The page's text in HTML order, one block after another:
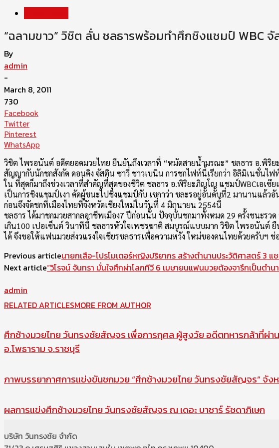
“ฉลามขาว” วิชิต ลั่น ชลธารพร้อมทำศึกชิงแชมป์ WBC จั
By
admin
-
March 8, 2011
730
Facebook
Twitter
Pinterest
WhatsApp
วิชิต ไพรอนันต์ อดีตยอดมวยไทย ยืนยันถึงเวลาที่ “หมัดสายน้ำมรณะ” ชลธาร อ.พิริ
สัญญากับนักชกสังกัด ดอนคิง จัสติน ซาวี่ ชาวเบนิน การชกไฟท์นี้เรียกว่า อิลิมิเนชั่นไ
ใน ที่สุดก็มาถึงช่วงเวลาที่สำคัญที่สุดของชีวิต ชลธาร อ.พิริยะภิญโญ แชมป์WBCเอเซ๊
เป็นการชิงแชมป์เงา คัดผู้ชนะไปชิงแชมป์กับ เซกาว่า ชละรอยู่อันดับที่2 มานานแล้ว
ก่อนจึงจัดชกที่เมืองไทยที่จังหวัดเชียงใหม่ในวันที่ 4 มิถุนายน 2554นี้
ชลธาร ได้มาชกมวยสากลอาชีพเมือง7 ปีก่อนนั้น ปัจจุบันชกมาทั้งหมด 29 ครั้งชนะร
เกิน100 เปอเซ็นต์ วินาทีนี้ ชลธารหัวใจเพชรฆาติ สมบูรณ์แบบมาก วิชิต ไพรอนันต์
ได้ จึงขอให้แฟนมวยส่งวแรงใจเชียรชลธารเพื่อความหวัง ใหม่ของคนไทยด้วยครับฯ
Previous articleนายกเสือ-โปรโมเตอร์หญิงปริยากร สร้างตำนานประวัติศาสตร์ 3
Next article“วิโรจน์ จันทรา มั่นใจศึกผ่าโลกทีวี 6 เมษายนแฟนมวยต้องจารึกเป็นตำน
admin
RELATED ARTICLESMORE FROM AUTHOR
ศึกช้างมวยไทย วันทรงชัยสัญจร เพื่อการกุศล ผู้สูงวัย อดีตทหารกล้าที่ผ่า
อ.โพธาราม จ.ราชบุรี
ภาพบรรยากาศการแข่งขันชกมวย “ศึกช้างมวยไทย วันทรงชัยสัญจร” จัง
ผลการแข่งศึกช้างมวยไทย วันทรงชัยสัญจร ณ เดอะ บาซาร์ รัชดาภิเษก
บริษัท วันทรงชัย จำกัด